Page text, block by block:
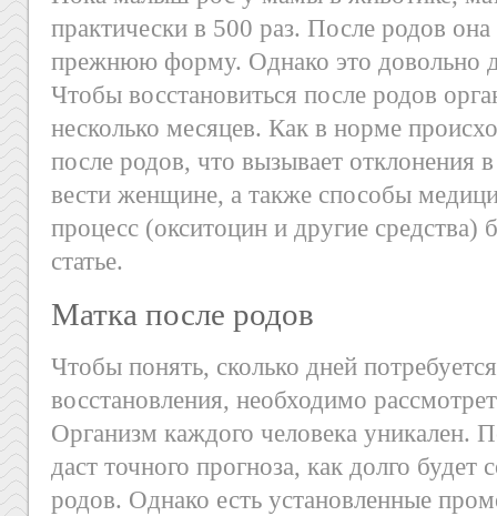
практически в 500 раз. После родов
прежнюю форму. Однако это довольно
Чтобы восстановиться после родов
несколько месяцев. Как в норме
после родов, что вызывает отклонения
вести женщине, а также способы
процесс (окситоцин и другие средства)
статье.
Матка после родов
Чтобы понять, сколько дней
восстановления, необходимо
Организм каждого человека уникален.
даст точного прогноза, как долго будет
родов. Однако есть установленные